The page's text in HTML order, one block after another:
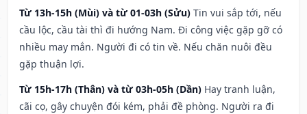
Từ 13h-15h (Mùi) và từ 01-03h (Sửu) Tin vui sắp tới, nếu
cầu lộc, cầu tài thì đi hướng Nam. Đi công việc gặp gỡ có
nhiều may mắn. Người đi có tin về. Nếu chăn nuôi đều
gặp thuận lợi.
Từ 15h-17h (Thân) và từ 03h-05h (Dần) Hay tranh luận,
cãi cọ, gây chuyện đói kém, phải đề phòng. Người ra đi